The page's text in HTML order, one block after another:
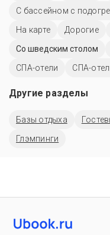
С бассейном с
На карте
Дорогие
Со шведским столом
СПА-отели
СПА-
Другие разделы
Базы отдыха
Глэмпинги